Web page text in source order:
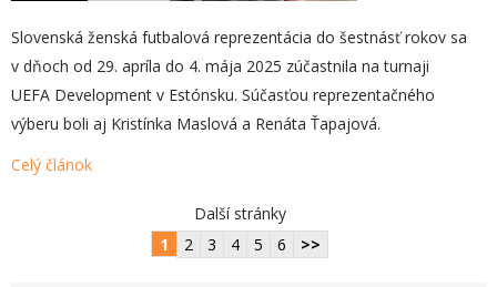
Slovenská ženská futbalová reprezentácia do šestnásť rokov sa
v dňoch od 29. apríla do 4. mája 2025 zúčastnila na turnaji
UEFA Development v Estónsku. Súčasťou reprezentačného
výberu boli aj Kristínka Maslová a Renáta Ťapajová.
Celý článok
Další stránky
1
2 3 4 5 6 >>